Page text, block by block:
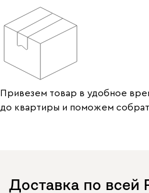
Привезем товар в удобное
до квартиры и поможем
Доставка по всей